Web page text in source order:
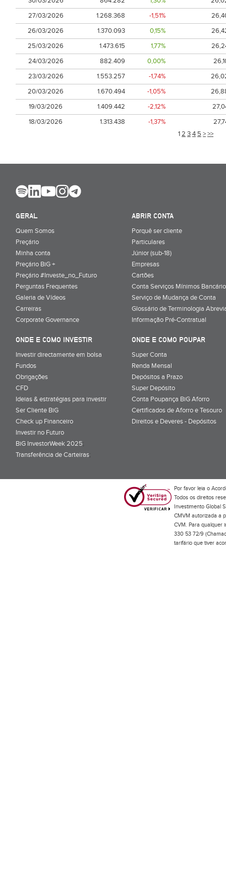
12 34 5 >>>
27/03/2026
1.268.368 -1,51%
26/03/2026
1.370.093 0,15%
25/03/2026
1.473.615 1,77%
24/03/2026
882.409 0,00%
23/03/2026
1.553.257 -1,74%
20/03/2026
1.670.494 -1,05%
19/03/2026
1.409.442 -2,12%
18/03/2026
1.313.438 -1,37%
GERAL
Quem Somos
Preçário
Minha conta
Preçário BiG +
Preçário #Investe_no_Futuro
Perguntas Frequentes
Galeria de Vídeos
Carreiras
Corporate Governance
ABRIR CONTA
Porquê ser cliente
Particulares
Júnior (sub-18)
Empresas
Cartões
Conta Serviços Mínimos
Serviço de Mudança de Conta
Glossário de Terminologia
Informação Pré-Contratual
ONDE E COMO INVESTIR
Investir directamente em bolsa
Fundos
Obrigações
CFD
Ideias & estratégias para investir
Ser Cliente BiG
Check up Financeiro
Investir no Futuro
BiG InvestorWeek 2025;
Transferência de Carteiras;
ONDE E COMO POUPAR
Super Conta
Renda Mensal
Depósitos a Prazo
Super Depósito
Conta Poupança BiG Aforro
Certificados de Aforro e Tesouro
Direitos e Deveres - Depósitos
Por favor leia o
Todos os direitos
Investimento Global
CMVM autorizada a
CVM. Para qualquer
330 53 72/9
tarifário que tiver